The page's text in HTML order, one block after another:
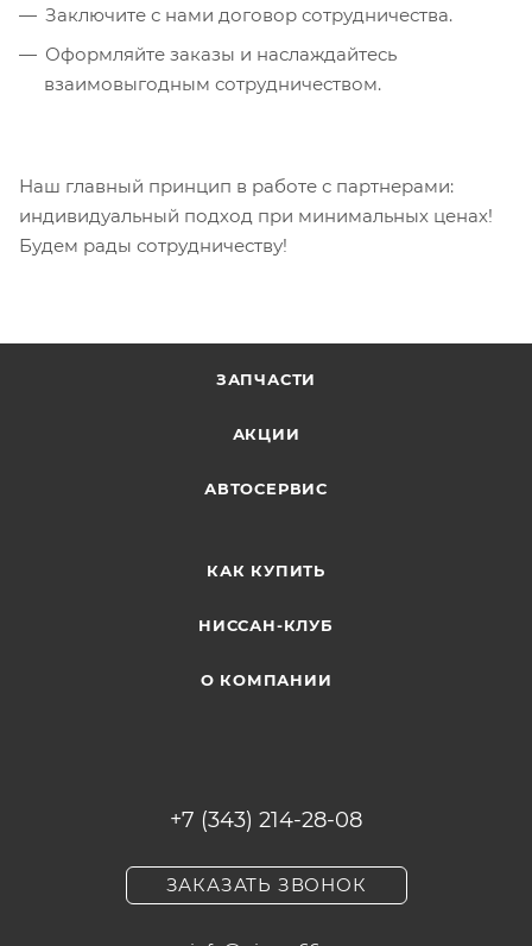
Заключите с нами договор сотрудничества.
Оформляйте заказы и наслаждайтесь
взаимовыгодным сотрудничеством.
Наш главный принцип в работе с партнерами:
индивидуальный подход при минимальных ценах!
Будем рады сотрудничеству!
ЗАПЧАСТИ
АКЦИИ
АВТОСЕРВИС
КАК КУПИТЬ
НИССАН-КЛУБ
О КОМПАНИИ
+7 (343) 214-28-08
ЗАКАЗАТЬ ЗВОНОК